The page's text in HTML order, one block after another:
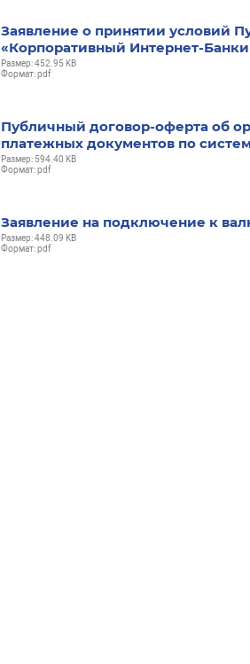
Заявление о принятии условий
«Корпоративный Интернет-
Размер: 452.95 KB
Формат: pdf
Публичный договор-оферта об
платежных документов по
Размер: 594.40 KB
Формат: pdf
Заявление на подключение к
Размер: 448.09 KB
Формат: pdf